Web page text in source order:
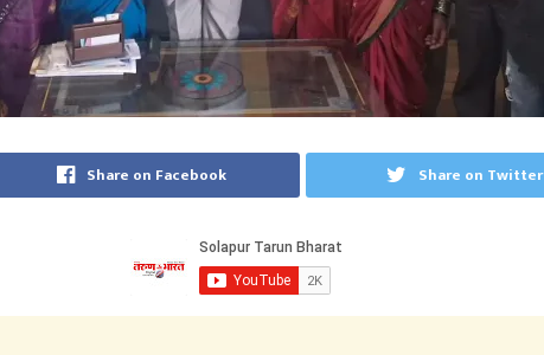
Share on Facebook Share on Twitter